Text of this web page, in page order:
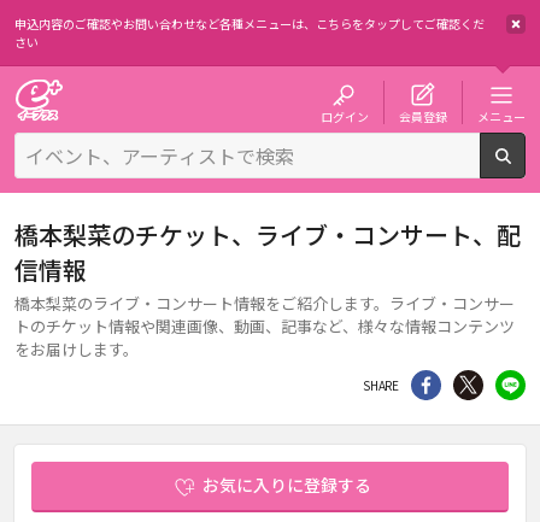
申込内容のご確認やお問い合わせなど各種メニューは、 こちらをタップしてご確認くだ
さい
ログイン 会員登録 メニュー
橋本梨菜のチケット、ライブ・コンサート、配
信情報
橋本梨菜のライブ・コンサート情報をご紹介します。ライブ・コンサー
トのチケット情報や関連画像、動画、記事など、様々な情報コンテンツ
をお届けします。
SHARE シェア Twitter
お気に入りに登録する